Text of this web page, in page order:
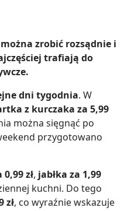
zrobić rozsądnie i
trafiają do
dni tygodnia. W
z kurczaka za 5,99
można sięgnąć po
przygotowano
0,99 zł, jabłka za 1,99
kuchni. Do tego
zł, co wyraźnie wskazuje